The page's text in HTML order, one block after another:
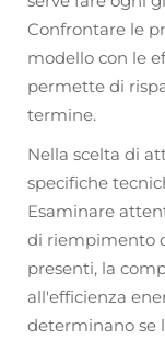
Confrontare le
modello con le
permette di
termine.
Nella scelta di
specifiche
Esaminare
di riempimento
presenti, la
all'efficienza
determinano se